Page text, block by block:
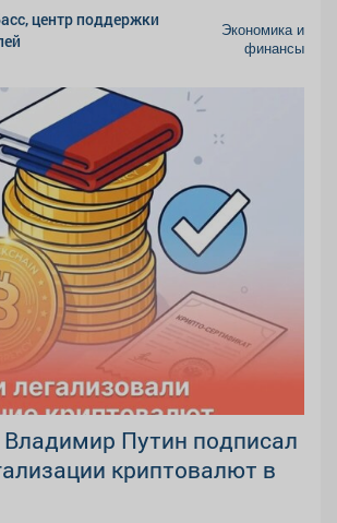
центр поддержки
Экономика и
финансы
Путин подписал
криптовалют в